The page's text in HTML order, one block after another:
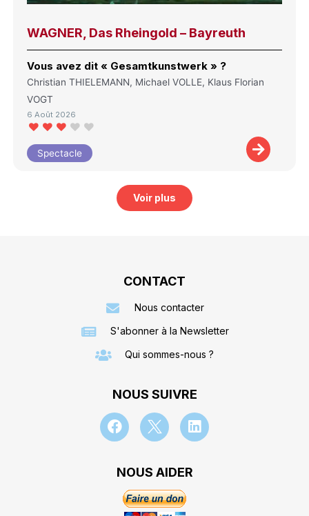
WAGNER, Das Rheingold – Bayreuth
Vous avez dit « Gesamtkunstwerk » ?
Christian THIELEMANN, Michael VOLLE, Klaus Florian
VOGT
6 Août 2026
Spectacle
Voir plus
CONTACT
Nous contacter
S'abonner à la Newsletter
Qui sommes-nous ?
NOUS SUIVRE
NOUS AIDER